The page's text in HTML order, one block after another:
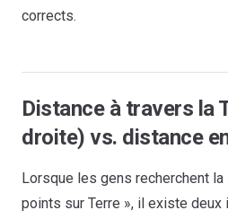
corrects.
Distance à travers la
droite) vs. distance
Lorsque les gens recherchent
points sur Terre », il existe deux